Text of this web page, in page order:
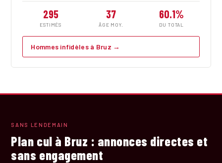
295
ESTIMÉS
37
ÂGE MOY.
60.1%
DU TOTAL
Hommes infidèles à Bruz →
SANS LENDEMAIN
Plan cul à Bruz : annonces directes et
sans engagement